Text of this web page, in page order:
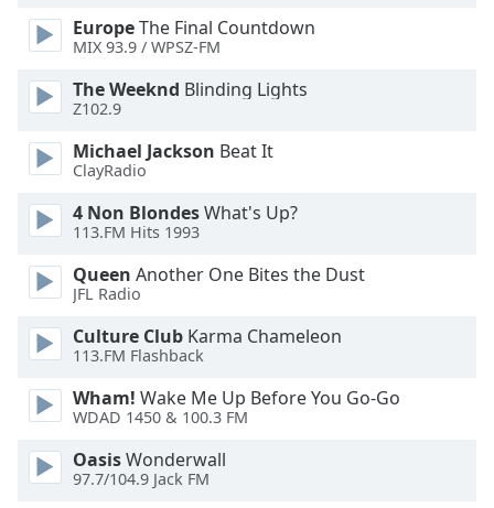
Opacity
Font
Size
Text
Style
Family
Done
Close
Dialog
End
EuropeThe Final Countdown
MIX 93.9 / WPSZ-FM
The Weeknd Blinding Lights
Z102.9
Michael Jackson Beat It
ClayRadio
4 Non BlondesWhat's Up?
113.FM Hits 1993
Queen Another One Bites the Dust
JFL Radio
Culture Club Karma Chameleon
113.FM Flashback
Wham! Wake Me Up Before You Go-Go
WDAD 1450 & 100.3 FM
OasisWonderwall
97.7/104.9 Jack FM